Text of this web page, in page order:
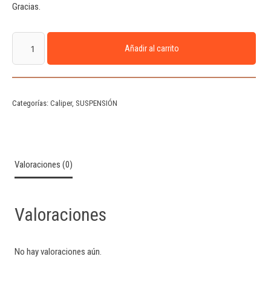
Gracias.
Añadir al carrito
Categorías: Caliper, SUSPENSIÓN
Valoraciones (0)
Valoraciones
No hay valoraciones aún.